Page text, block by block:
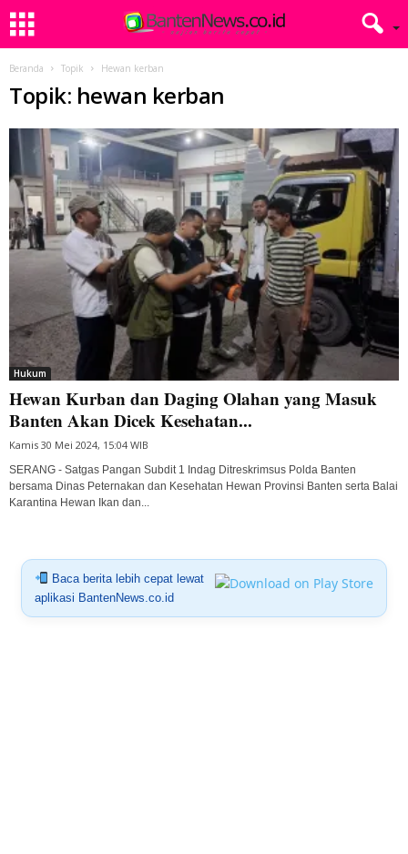
Beranda Topik Hewan kerban
Topik: hewan kerban
Hukum
Hewan Kurban dan Daging Olahan yang Masuk
Banten Akan Dicek Kesehatan...
Kamis 30 Mei 2024, 15:04 WIB
SERANG - Satgas Pangan Subdit 1 Indag Ditreskrimsus Polda Banten
bersama Dinas Peternakan dan Kesehatan Hewan Provinsi Banten serta Balai
Karantina Hewan Ikan dan...
Baca berita lebih cepat lewat
aplikasi BantenNews.co.id